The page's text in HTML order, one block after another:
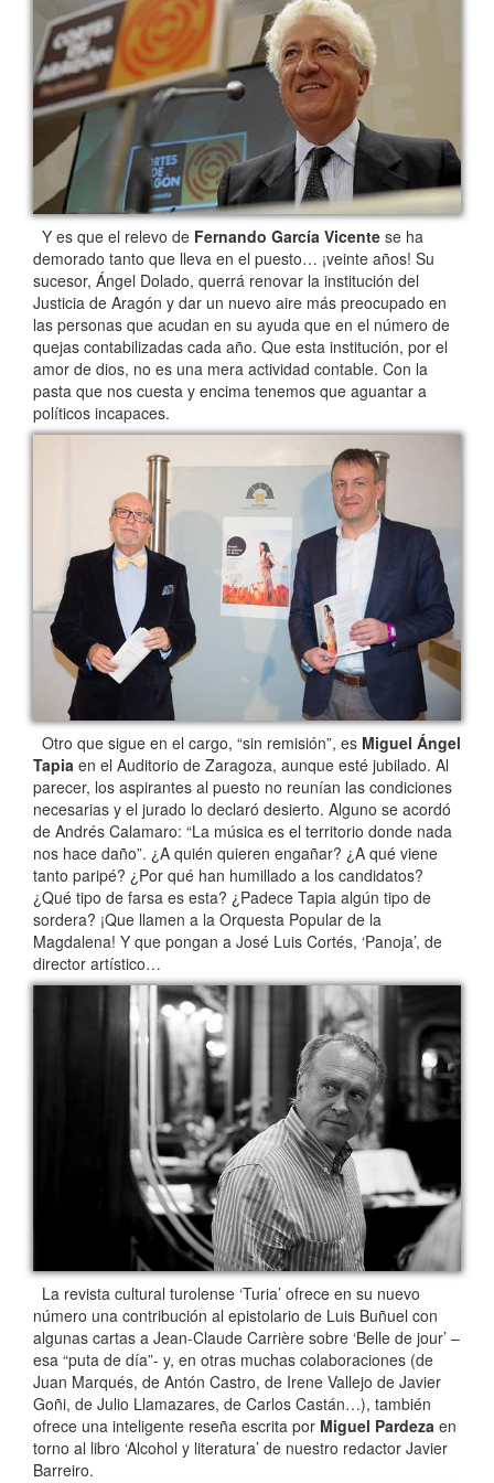
Y es que el relevo de Fernando García Vicente se ha
demorado tanto que lleva en el puesto… ¡veinte años! Su
sucesor, Ángel Dolado, querrá renovar la institución del
Justicia de Aragón y dar un nuevo aire más preocupado en
las personas que acudan en su ayuda que en el número de
quejas contabilizadas cada año. Que esta institución, por el
amor de dios, no es una mera actividad contable. Con la
pasta que nos cuesta y encima tenemos que aguantar a
políticos incapaces.
Otro que sigue en el cargo, “sin remisión”, es Miguel Ángel
Tapia en el Auditorio de Zaragoza, aunque esté jubilado. Al
parecer, los aspirantes al puesto no reunían las condiciones
necesarias y el jurado lo declaró desierto. Alguno se acordó
de Andrés Calamaro: “La música es el territorio donde nada
nos hace daño”. ¿A quién quieren engañar? ¿A qué viene
tanto paripé? ¿Por qué han humillado a los candidatos?
¿Qué tipo de farsa es esta? ¿Padece Tapia algún tipo de
sordera? ¡Que llamen a la Orquesta Popular de la
Magdalena! Y que pongan a José Luis Cortés, ‘Panoja’, de
director artístico…
La revista cultural turolense ‘Turia’ ofrece en su nuevo
número una contribución al epistolario de Luis Buñuel con
algunas cartas a Jean-Claude Carrière sobre ‘Belle de jour’ –
esa “puta de día”- y, en otras muchas colaboraciones (de
Juan Marqués, de Antón Castro, de Irene Vallejo de Javier
Goñi, de Julio Llamazares, de Carlos Castán…), también
ofrece una inteligente reseña escrita por Miguel Pardeza en
torno al libro ‘Alcohol y literatura’ de nuestro redactor Javier
Barreiro.